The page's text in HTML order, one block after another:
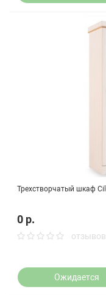
Трехстворчатый шкаф
0 р.
отзывов
Ожидается